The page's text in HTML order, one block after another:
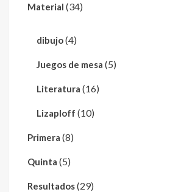
Material (34)
dibujo(4)
Juegos de mesa (5)
Literatura (16)
Lizaploff (10)
Primera (8)
Quinta (5)
Resultados(29)